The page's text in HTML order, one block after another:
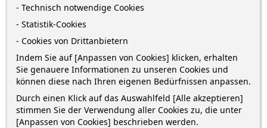
Sofort kaufen
Dienstag 11 AugustundDonnerstag 13 August
BESCHREIBUNG
- Technisch notwendige Cookies
- Statistik-Cookies
- Cookies von Drittanbietern
Indem Sie auf [Anpassen von Cookies] klicken, erhalten
Sie genauere Informationen zu unseren Cookies und
können diese nach Ihren eigenen Bedürfnissen anpassen.
Durch einen Klick auf das Auswahlfeld [Alle akzeptieren]
stimmen Sie der Verwendung aller Cookies zu, die unter
[Anpassen von Cookies] beschrieben werden.